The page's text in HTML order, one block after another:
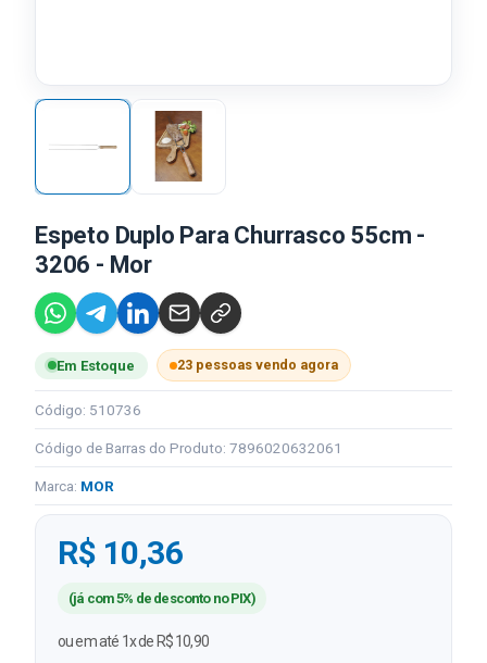
Espeto Duplo Para Churrasco 55cm -
3206 - Mor
Em Estoque 23 pessoas vendo agora
Código: 510736
Código de Barras do Produto: 7896020632061
Marca: MOR
R$ 10,36
(já com 5% de desconto no PIX)
ou em até 1x de R$ 10,90